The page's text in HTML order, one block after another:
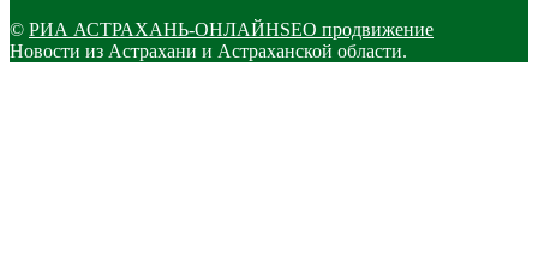
© РИА АСТРАХАНЬ-ОНЛАЙНSEO продвижение
Новости из Астрахани и Астраханской области.